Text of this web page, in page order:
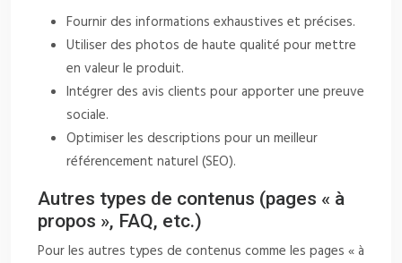
Fournir des informations exhaustives et précises.
Utiliser des photos de haute qualité pour mettre
en valeur le produit.
Intégrer des avis clients pour apporter une preuve
sociale.
Optimiser les descriptions pour un meilleur
référencement naturel (SEO).
Autres types de contenus (pages « à
propos », FAQ, etc.)
Pour les autres types de contenus comme les pages « à